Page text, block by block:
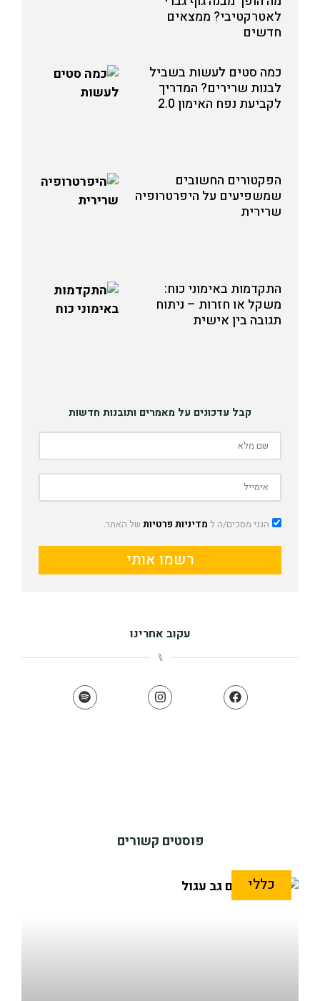
לאטרקטיבי? ממצאים
חדשים
כמה סטים לעשות בשביל
לבנות שרירים? המדריך
לקביעת נפח האימון 2.0
הפקטורים החשובים
שמשפיעים על היפרטרופיה
שרירית
התקדמות באימוני כוח:
משקל או חזרות – ניתוח
תגובה בין אישית
קבל עדכונים על מאמרים ותובנות חדשות
הנני מסכים/ה ל מדיניות פרטיות של האתר.
רשמו אותי
עקוב אחרינו
⑊
פוסטים קשורים
כללי